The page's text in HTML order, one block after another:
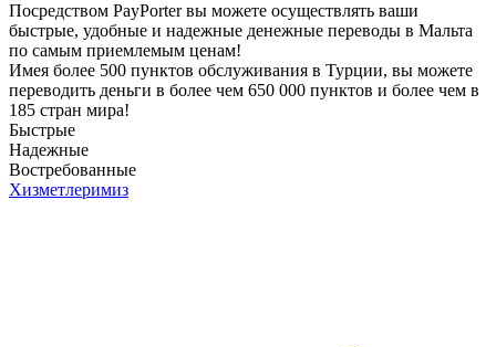
Посредством PayPorter вы можете осуществлять ваши
быстрые, удобные и надежные денежные переводы в Мальта
по самым приемлемым ценам!
Имея более 500 пунктов обслуживания в Турции, вы можете
переводить деньги в более чем 650 000 пунктов и более чем в
185 стран мира!
Быстрые
Надежные
Востребованные
Хизметлеримиз